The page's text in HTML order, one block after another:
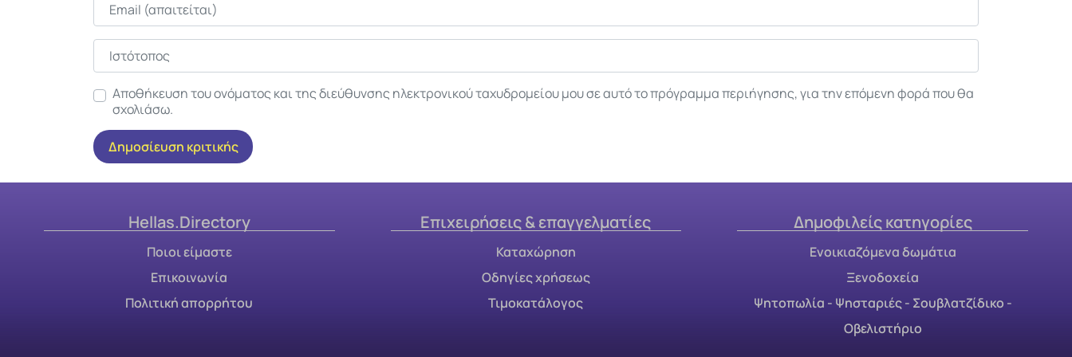
Ιστότοπος
Αποθήκευση του ονόματος και της διεύθυνσης ηλεκτρονικού ταχυδρομείου μου σε αυτό το πρόγραμμα περιήγησης, για την επόμενη φορά που θα
σχολιάσω.
Hellas.Directory
Ποιοι είμαστε
Επικοινωνία
Πολιτική απορρήτου
Επιχειρήσεις & επαγγελματίες
Καταχώρηση
Οδηγίες χρήσεως
Τιμοκατάλογος
Δημοφιλείς κατηγορίες
Ενοικιαζόμενα δωμάτια
Ξενοδοχεία
Ψητοπωλία - Ψησταριές - Σουβλατζίδικο -
Οβελιστήριο